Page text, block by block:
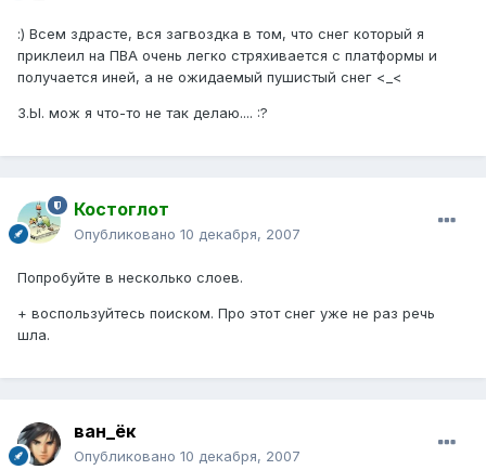
:) Всем здрасте, вся загвоздка в том, что снег который я
приклеил на ПВА очень легко стряхивается с платформы и
получается иней, а не ожидаемый пушистый снег <_<
З.Ы. мож я что-то не так делаю.... :?
Костоглот
Опубликовано 10 декабря, 2007
Попробуйте в несколько слоев.
+ воспользуйтесь поиском. Про этот снег уже не раз речь
шла.
ван_ёк
Опубликовано 10 декабря, 2007